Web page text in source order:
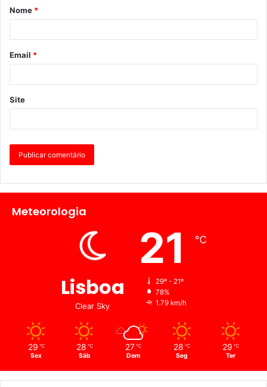
Nome *
Email *
Site
Meteorologia
Lisboa
Clear Sky
21 ℃
29º - 21º
78%
1.79 km/h
29 ℃
Sex
28 ℃
Sáb
27 ℃
Dom
28 ℃
Seg
29 ℃
Ter